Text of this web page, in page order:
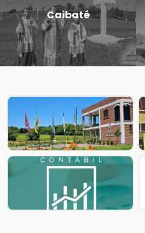
Campina
das Missões